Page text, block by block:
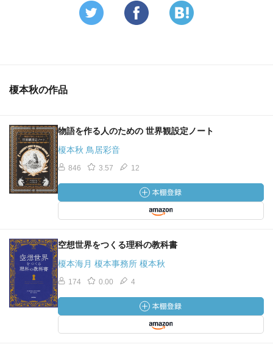
榎本秋の作品
物語を作る人のための 世界観設定ノート
榎本秋 鳥居彩音
846 3.57 12
空想世界をつくる理科の教科書
榎本海月 榎本事務所 榎本秋
174 0.00 4